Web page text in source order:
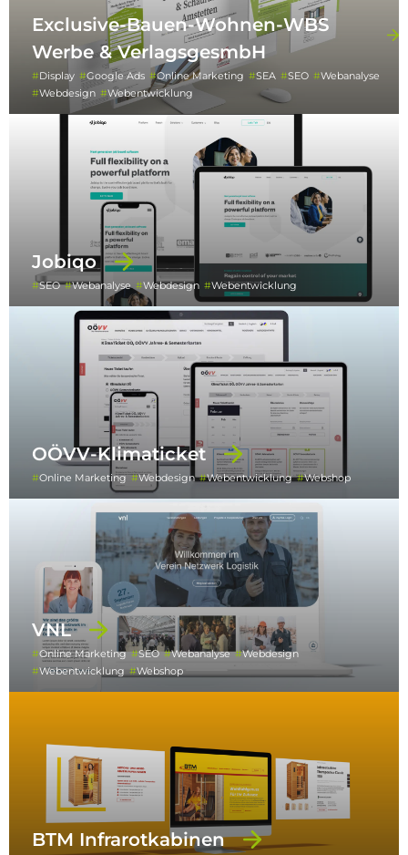
Exclusive-Bauen-Wohnen-WBS
Werbe & VerlagsgesmbH
Display Google Ads Online Marketing SEA SEO
Webanalyse
Webdesign
Webentwicklung
Jobiqo
SEO Webanalyse Webdesign Webentwicklung
OÖVV-Klimaticket
Online Marketing Webdesign Webentwicklung Webshop
VNL
Online Marketing SEO Webanalyse
Webdesign
Webentwicklung
Webshop
BTM Infrarotkabinen